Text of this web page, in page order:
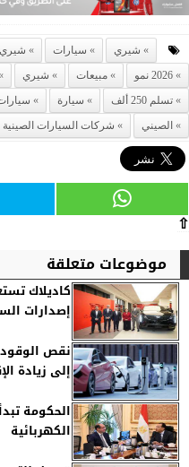
شيري سيارات شيري
2026 نمو
مبيعات شيري
تسلم 250 ألف
سيارة
الصيني
شركات السيارات
⇧
موضوعات متعلقة
كاديلاك
إصدارات
نقص الوقود
إلى زيادة
الحكومة
الكهربائية